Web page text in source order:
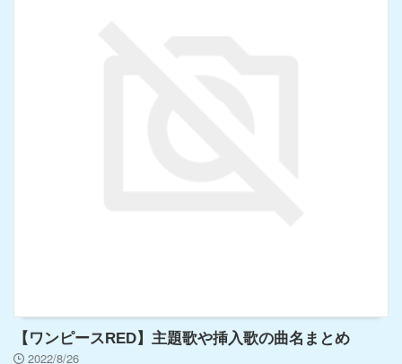
【ワンピースRED】主題歌や挿入歌の曲名まとめ
2022/8/26